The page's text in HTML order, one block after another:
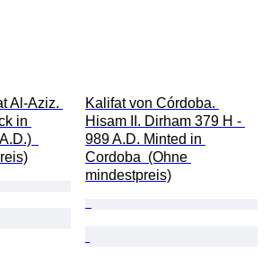
Al-Aziz.
in
Kalifat von Córdoba.
Hisam II. Dirham 379 H -
989 A.D. Minted in
Cordoba  (Ohne
mindestpreis)